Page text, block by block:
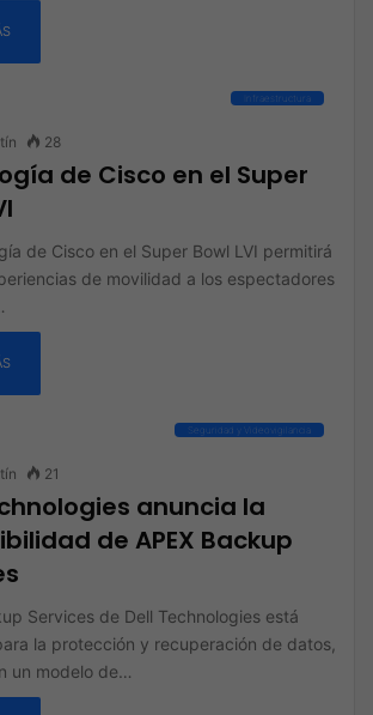
Infraestructura
28
de Cisco en el Super
de Cisco en el Super Bowl LVI permitirá
de movilidad a los espectadores
Seguridad y Videovigilancia
21
anuncia la
de APEX Backup
Services de Dell Technologies está
la protección y recuperación de datos,
un modelo de…